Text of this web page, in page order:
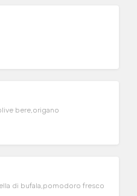
bere,origano
di bufala,pomodoro fresco